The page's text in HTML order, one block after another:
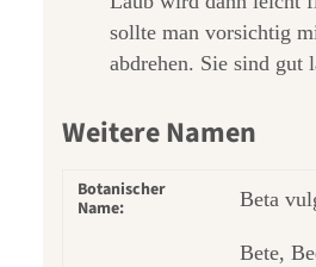
sollte man vorsichtig
abdrehen. Sie sind gut
Weitere Namen
Botanischer
Name:
Beta
Bete,